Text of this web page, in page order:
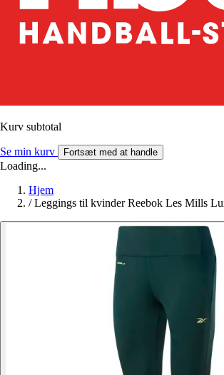
Kurv subtotal
Se min kurv Fortsæt med at handle
Loading...
Hjem
/ Leggings til kvinder Reebok Les Mills